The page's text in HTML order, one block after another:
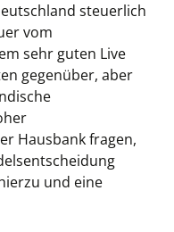
steuerlich
vom
sehr guten Live
gegenüber, aber
Hausbank fragen,
und eine